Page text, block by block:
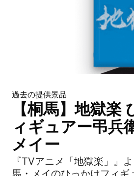
過去の提供景品
【桐馬】地獄楽
ィギュアー弔兵
メイー
『TVアニメ「地獄楽」』
馬・メイのひっかけフィギ